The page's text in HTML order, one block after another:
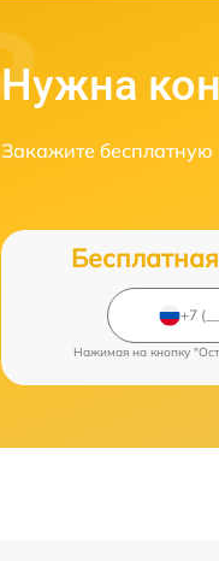
Нужна
Закажите бесплатную
Нажимая на кнопку